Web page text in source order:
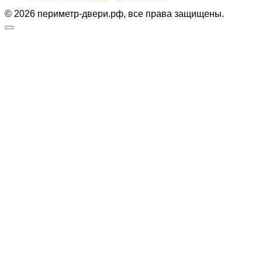
© 2026 периметр-двери.рф, все права защищены.